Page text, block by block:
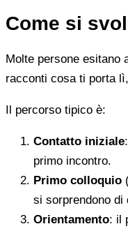
Come si
Molte persone esitano
racconti cosa ti porta
Il percorso tipico è:
Contatto iniziale
primo incontro.
Primo colloquio
si sorprendono di
Orientamento: il